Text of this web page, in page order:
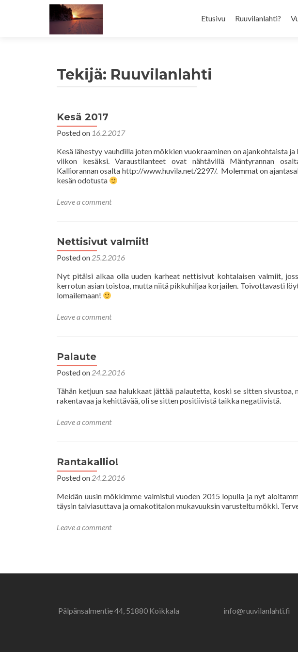
to
Etusivu Ruuvilanlahti?
Tekijä: Ruuvilanlahti
Kesä 2017
Posted on 16.2.2017
Kesä lähestyy vauhdilla joten mökkien vuokraaminen on ajankohtaista
viikon kesäksi. Varaustilanteet ovat nähtävillä Mäntyrannan
Kalliorannan osalta http://www.huvila.net/2297/. Molemmat on
kesän odotusta
Leave a comment
Nettisivut valmiit!
Posted on 25.2.2016
Nyt pitäisi alkaa olla uuden karheat nettisivut kohtalaisen valmiit,
kerrotun asian toistoa, mutta niitä pikkuhiljaa korjailen. Toivottavasti
lomailemaan!
Leave a comment
Palaute
Posted on 24.2.2016
Tähän ketjuun saa halukkaat jättää palautetta, koski se sitten
rakentavaa ja kehittävää, oli se sitten positiivistä taikka negatiivistä.
Leave a comment
Rantakallio!
Posted on 24.2.2016
Meidän uusin mökkimme valmistui vuoden 2015 lopulla ja nyt
täysin talviasuttava ja omakotitalon mukavuuksin varusteltu mökki.
Leave a comment
Posts
Pälpänsalmentie 44, 51880 Koikkala info@ruuvilanlahti.fi